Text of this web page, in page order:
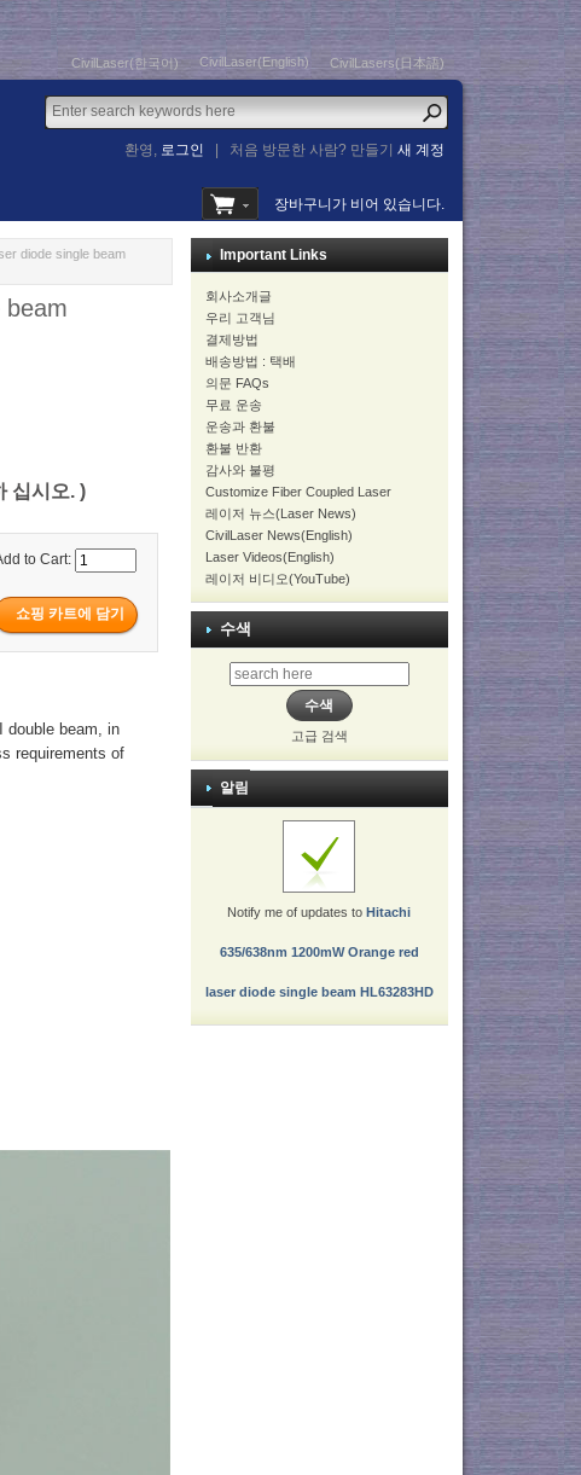
CivilLaser(한국어) CivilLaser(English) CivilLasers(日本語)
환영, 로그인 처음 방문한 사람? 만들기새 계정
장바구니가 비어 있습니다.
diode single beam
beam
십시오. )
to Cart:
double beam, in
requirements of
Important Links
회사소개글
우리 고객님
결제방법
배송방법 : 택배
의문 FAQs
무료 운송
운송과 환불
환불 반환
감사와 불평
Customize Fiber Coupled Laser
레이저 뉴스(Laser News)
CivilLaser News(English)
Laser Videos(English)
레이저 비디오(YouTube)
수색
고급 검색
알림
Notify me of updates toHitachi
635/638nm 1200mW Orange red
laser diode single beam HL63283HD